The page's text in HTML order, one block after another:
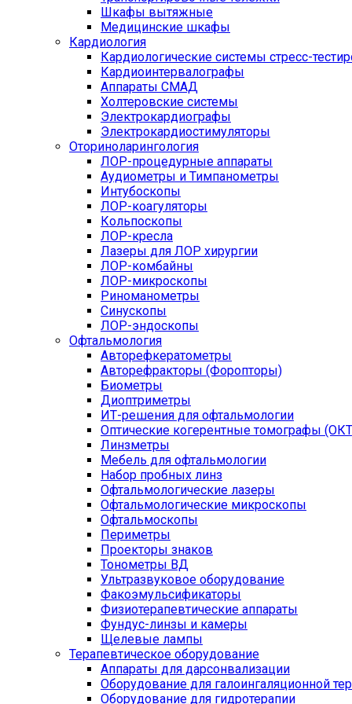
Шкафы вытяжные
Медицинские шкафы
Кардиология
Кардиологические системы стресс-
Кардиоинтервалографы
Аппараты СМАД
Холтеровские системы
Электрокардиографы
Электрокардиостимуляторы
Оториноларингология
ЛОР-процедурные аппараты
Аудиометры и Тимпанометры
Интубоскопы
ЛОР-коагуляторы
Кольпоскопы
ЛОР-кресла
Лазеры для ЛОР хирургии
ЛОР-комбайны
ЛОР-микроскопы
Риноманометры
Синускопы
ЛОР-эндоскопы
Офтальмология
Авторефкератометры
Авторефракторы (Форопторы)
Биометры
Диоптриметры
ИТ-решения для офтальмологии
Оптические когерентные томографы
Линзметры
Мебель для офтальмологии
Набор пробных линз
Офтальмологические лазеры
Офтальмологические микроскопы
Офтальмоскопы
Периметры
Проекторы знаков
Тонометры ВД
Ультразвуковое оборудование
Факоэмульсификаторы
Физиотерапевтические аппараты
Фундус-линзы и камеры
Щелевые лампы
Терапевтическое оборудование
Аппараты для дарсонвализации
Оборудование для галоингаляционной
Оборудование для гидротерапии